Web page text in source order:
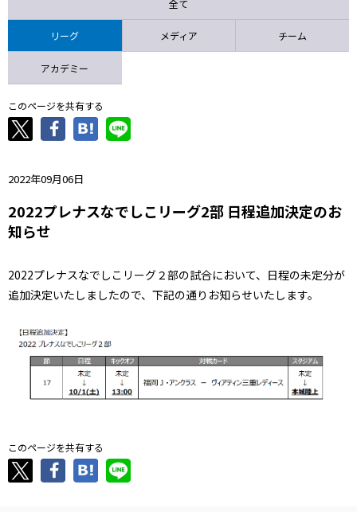
全て
リーグ メディア チーム
アカデミー
このページを共有する
2022年09月06日
2022プレナスなでしこリーグ2部 日程追加決定のお
知らせ
2022プレナスなでしこリーグ２部の試合において、日程の未定分が
追加決定いたしましたので、下記の通りお知らせいたします。
このページを共有する